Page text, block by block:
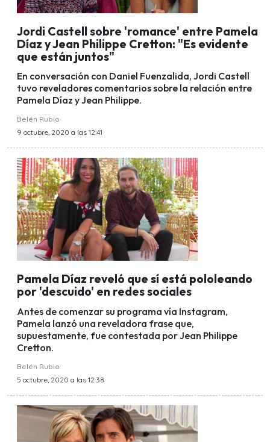
Jordi Castell sobre 'romance' entre Pamela
Díaz y Jean Philippe Cretton: "Es evidente
que están juntos"
En conversación con Daniel Fuenzalida, Jordi Castell
tuvo reveladores comentarios sobre la relación entre
Pamela Díaz y Jean Philippe.
Belén Rubio
9 octubre, 2020 a las 12:41
Pamela Díaz reveló que sí está pololeando
por 'descuido' en redes sociales
Antes de comenzar su programa vía Instagram,
Pamela lanzó una reveladora frase que,
supuestamente, fue contestada por Jean Philippe
Cretton.
Belén Rubio
5 octubre, 2020 a las 12:38